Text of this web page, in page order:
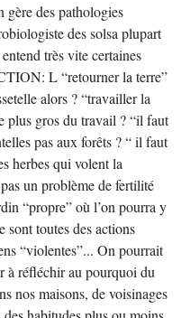
gère des pathologies
des solsa plupart
très vite certaines
L “retourner la terre”
alors ? “travailler la
plus gros du travail ? “il faut
pas aux forêts ? “ il faut
herbes qui volent la
un problème de fertilité
“propre” où l’on pourra y
sont toutes des actions
“violentes”... On pourrait
à réfléchir au pourquoi du
nos maisons, de voisinages